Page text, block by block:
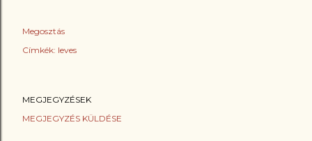
Megosztás
Címkék: leves
MEGJEGYZÉSEK
MEGJEGYZÉS KÜLDÉSE